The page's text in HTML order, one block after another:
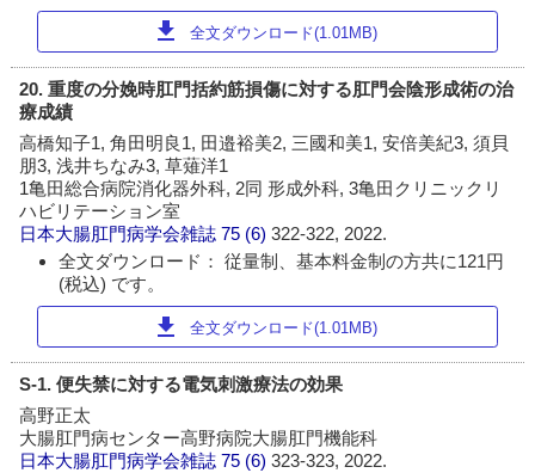
download 全文ダウンロード(1.01MB)
20. 重度の分娩時肛門括約筋損傷に対する肛門会陰形成術の治
療成績
高橋知子1, 角田明良1, 田邉裕美2, 三國和美1, 安倍美紀3, 須貝
朋3, 浅井ちなみ3, 草薙洋1
1亀田総合病院消化器外科, 2同 形成外科, 3亀田クリニックリ
ハビリテーション室
日本大腸肛門病学会雑誌 75 (6)322-322, 2022.
全文ダウンロード： 従量制、基本料金制の方共に121円
(税込) です。
download 全文ダウンロード(1.01MB)
S-1. 便失禁に対する電気刺激療法の効果
高野正太
大腸肛門病センター高野病院大腸肛門機能科
日本大腸肛門病学会雑誌 75 (6)323-323, 2022.